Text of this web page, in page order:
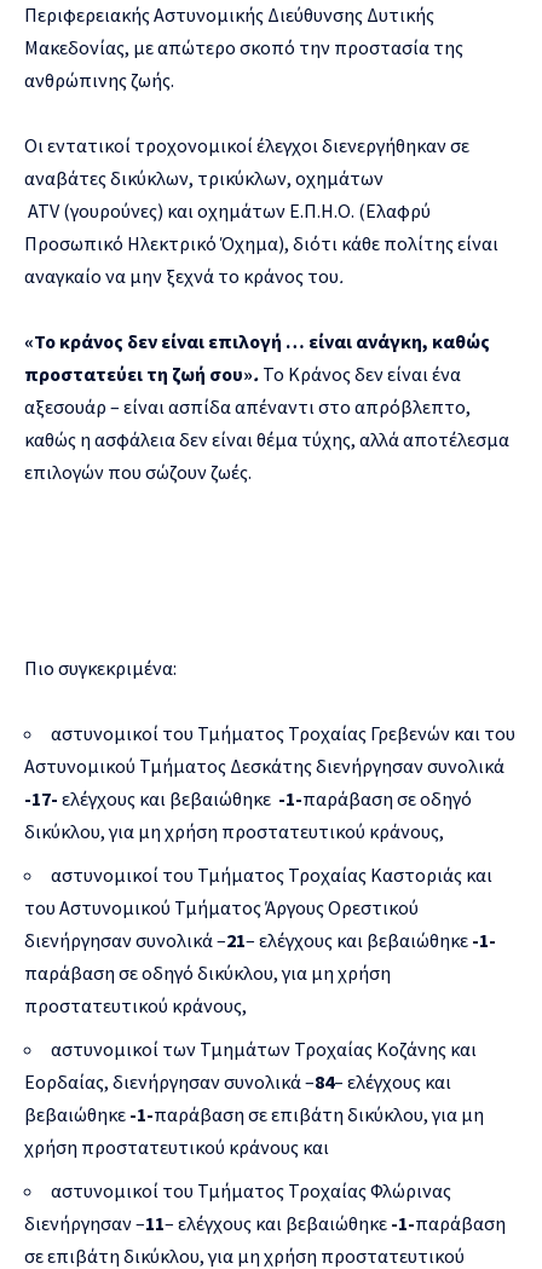
Περιφερειακής Αστυνομικής Διεύθυνσης Δυτικής
Μακεδονίας, με απώτερο σκοπό την προστασία της
ανθρώπινης ζωής.
Οι εντατικοί τροχονομικοί έλεγχοι διενεργήθηκαν σε
αναβάτες δικύκλων, τρικύκλων, οχημάτων
ATV (γουρούνες) και οχημάτων Ε.Π.Η.Ο. (Ελαφρύ
Προσωπικό Ηλεκτρικό Όχημα), διότι κάθε πολίτης είναι
αναγκαίο να μην ξεχνά το κράνος του.
«Το κράνος δεν είναι επιλογή … είναι ανάγκη, καθώς
προστατεύει τη ζωή σου». Το Κράνος δεν είναι ένα
αξεσουάρ – είναι ασπίδα απέναντι στο απρόβλεπτο,
καθώς η ασφάλεια δεν είναι θέμα τύχης, αλλά αποτέλεσμα
επιλογών που σώζουν ζωές.
Πιο συγκεκριμένα:
αστυνομικοί του Τμήματος Τροχαίας Γρεβενών και του
Αστυνομικού Τμήματος Δεσκάτης διενήργησαν συνολικά
-17- ελέγχους και βεβαιώθηκε -1-παράβαση σε οδηγό
δικύκλου, για μη χρήση προστατευτικού κράνους,
αστυνομικοί του Τμήματος Τροχαίας Καστοριάς και
του Αστυνομικού Τμήματος Άργους Ορεστικού
διενήργησαν συνολικά –21– ελέγχους και βεβαιώθηκε -1-
παράβαση σε οδηγό δικύκλου, για μη χρήση
προστατευτικού κράνους,
αστυνομικοί των Τμημάτων Τροχαίας Κοζάνης και
Εορδαίας, διενήργησαν συνολικά –84– ελέγχους και
βεβαιώθηκε -1-παράβαση σε επιβάτη δικύκλου, για μη
χρήση προστατευτικού κράνους και
αστυνομικοί του Τμήματος Τροχαίας Φλώρινας
διενήργησαν –11– ελέγχους και βεβαιώθηκε -1-παράβαση
σε επιβάτη δικύκλου, για μη χρήση προστατευτικού